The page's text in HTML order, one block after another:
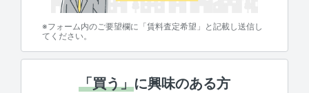
※フォーム内のご要望欄に「賃料査定希望」と記載し送信し
てください。
「買う」に興味のある方